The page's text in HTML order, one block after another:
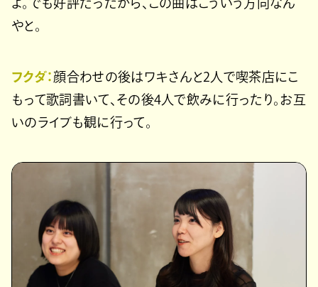
よ。でも好評だったから、この曲はこういう方向なん
やと。
フクダ： 顔合わせの後はワキさんと2人で喫茶店にこ
もって歌詞書いて、その後4人で飲みに行ったり。お互
いのライブも観に行って。